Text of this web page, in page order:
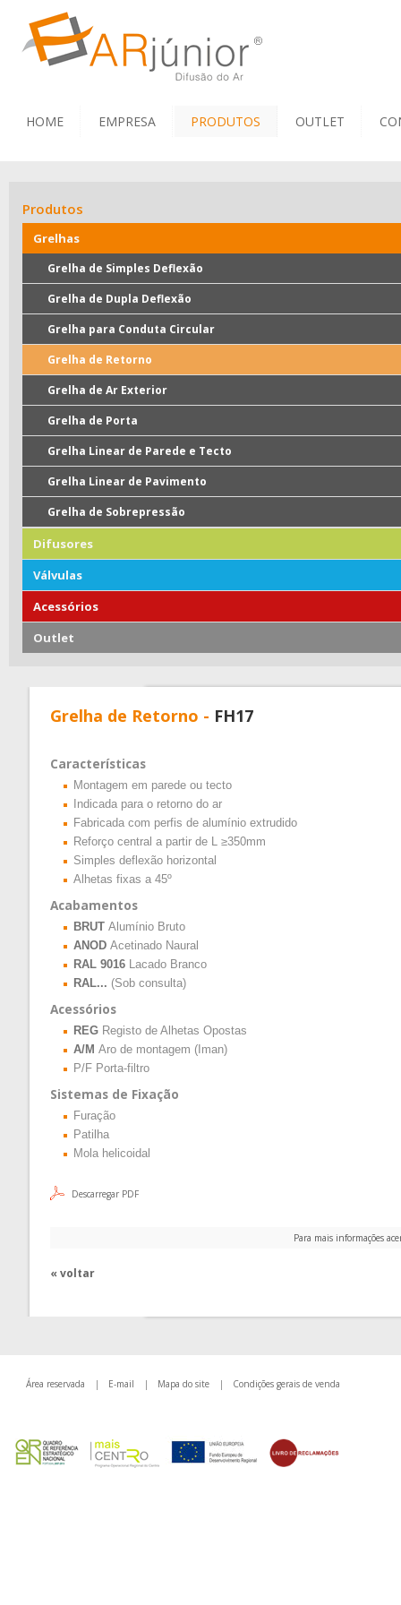
HOME EMPRESA PRODUTOS OUTLET
Produtos
Grelhas
Grelha de Simples Deflexão
Grelha de Dupla Deflexão
Grelha para Conduta Circular
Grelha de Retorno
Grelha de Ar Exterior
Grelha de Porta
Grelha Linear de Parede e Tecto
Grelha Linear de Pavimento
Grelha de Sobrepressão
Difusores
Válvulas
Acessórios
Outlet
Grelha de Retorno - FH17
Características
Montagem em parede ou tecto
Indicada para o retorno do ar
Fabricada com perfis de alumínio extrudido
Reforço central a partir de L ≥350mm
Simples deflexão horizontal
Alhetas fixas a 45º
Acabamentos
BRUT Alumínio Bruto
ANOD Acetinado Naural
RAL 9016 Lacado Branco
RAL... (Sob consulta)
Acessórios
REG Registo de Alhetas Opostas
A/M Aro de montagem (Iman)
P/F Porta-filtro
Sistemas de Fixação
Furação
Patilha
Mola helicoidal
Descarregar PDF
Para mais informações
« voltar
Área reservada | E-mail | Mapa do site | Condições gerais de venda